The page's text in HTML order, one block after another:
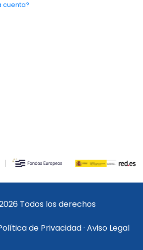
cuenta?
Todos los derechos
de Privacidad· Aviso Legal